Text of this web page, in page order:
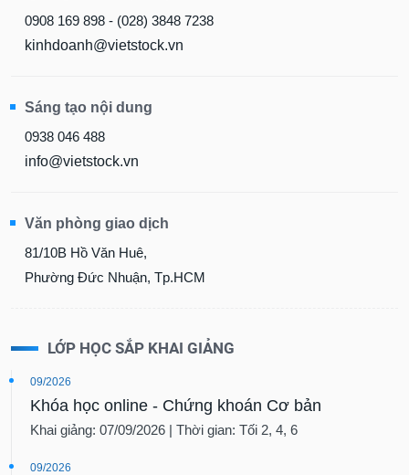
0908 169 898 - (028) 3848 7238
kinhdoanh@vietstock.vn
Sáng tạo nội dung
0938 046 488
info@vietstock.vn
Văn phòng giao dịch
81/10B Hồ Văn Huê,
Phường Đức Nhuận, Tp.HCM
LỚP HỌC SẮP KHAI GIẢNG
09/2026
Khóa học online - Chứng khoán Cơ bản
Khai giảng: 07/09/2026 | Thời gian: Tối 2, 4, 6
09/2026